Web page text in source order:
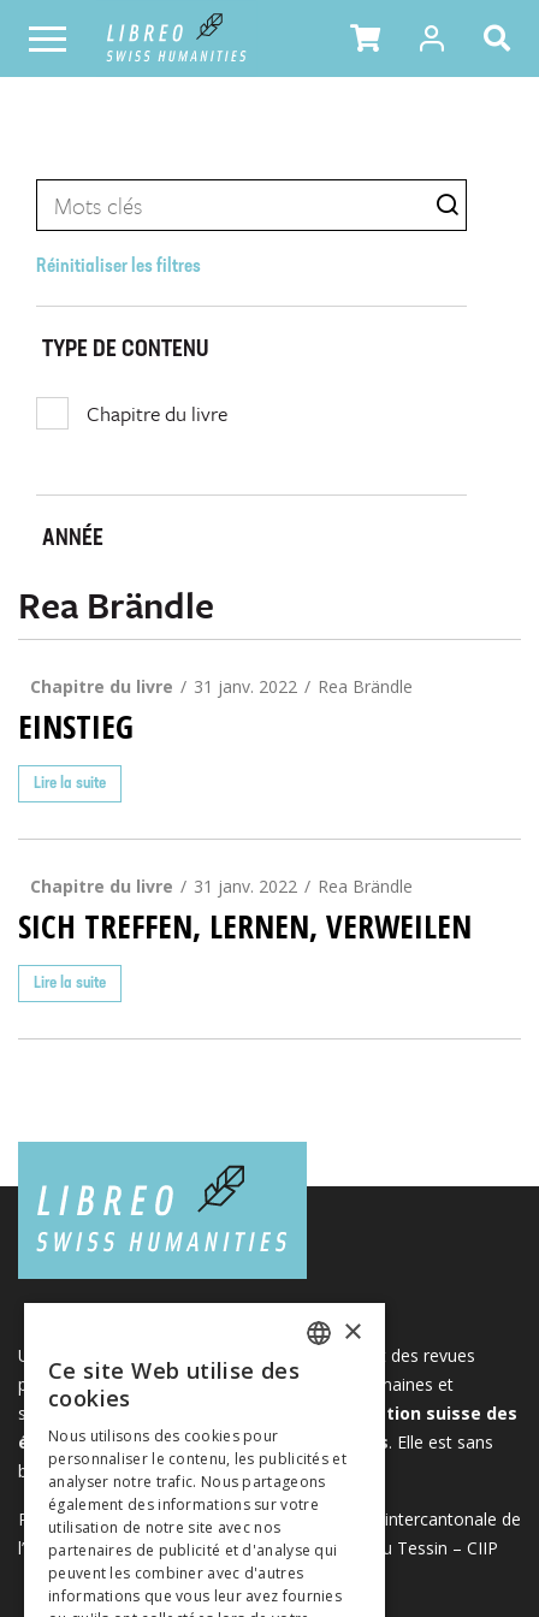
Réinitialiser les filtres
TYPE DE CONTENU
Chapitre du livre
ANNÉE
Rea Brändle
Chapitre du livre 31 janv. 2022 Rea Brändle
EINSTIEG
Lire la suite
Chapitre du livre 31 janv. 2022 Rea Brändle
SICH TREFFEN, LERNEN, VERWEILEN
Lire la suite
Une plateforme unique regroupant des livres et des revues
publiés par les éditeurs suisses de sciences humaines et
sociales. Libreo.ch est la propriété de l'
Association suisse des
éditeurs de sciences sociales et humaines. Elle est sans
but lucratif.www.editeurssuisses.ch
Projet réalisé avec le soutien de la Conférence intercantonale de
l’instruction publique de la Suisse romande et du Tessin – CIIP
ITALIAN
×
Ce site Web utilise des
cookies
Nous utilisons des cookies pour
personnaliser le contenu, les publicités et
analyser notre trafic. Nous partageons
également des informations sur votre
utilisation de notre site avec nos
partenaires de publicité et d'analyse qui
peuvent les combiner avec d'autres
informations que vous leur avez fournies